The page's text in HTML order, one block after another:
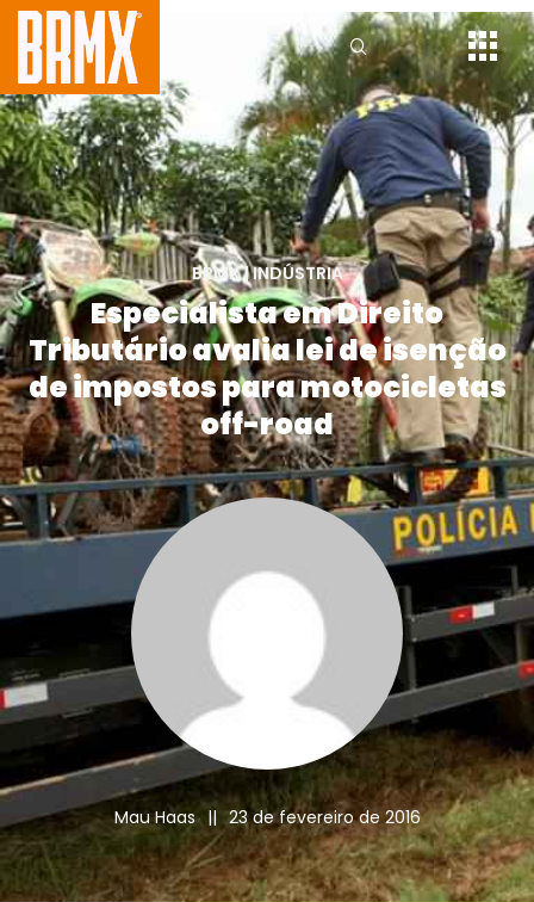
BRMX|INDÚSTRIA
Especialista em Direito
Tributário avalia lei de isenção
de impostos para motocicletas
off-road
Mau Haas || 23 de fevereiro de 2016